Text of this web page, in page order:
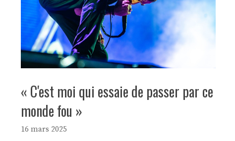
« C'est moi qui essaie de passer par ce
monde fou »
16 mars 2025